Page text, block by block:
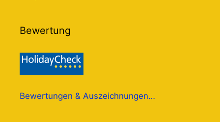
Bewertung
Bewertungen & Auszeichnungen…